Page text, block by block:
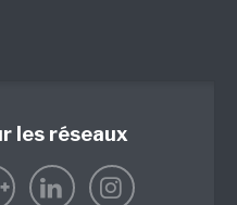
les réseaux